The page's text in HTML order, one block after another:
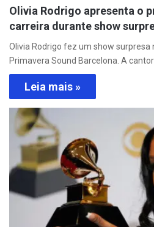
Olivia Rodrigo apresenta o
carreira durante show
Olivia Rodrigo fez um show surpresa
Primavera Sound Barcelona. A
Leia mais »